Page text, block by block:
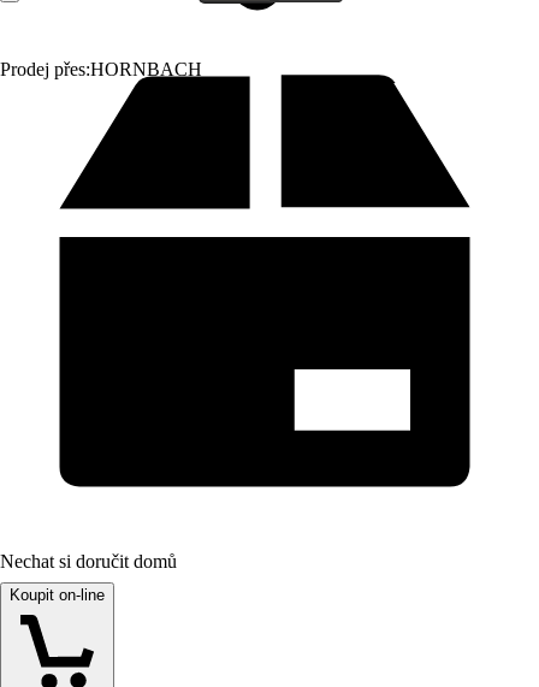
Prodej přes:HORNBACH
Nechat si doručit domů
Koupit on-line